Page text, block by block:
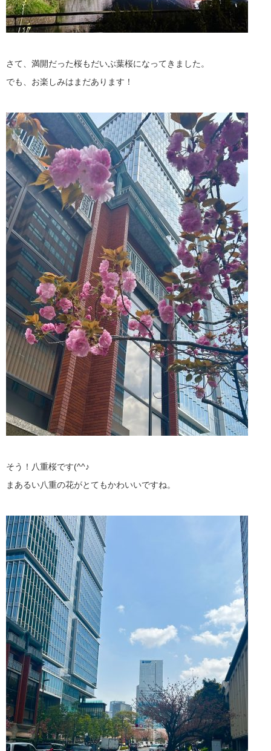
さて、満開だった桜もだいぶ葉桜になってきました。
でも、お楽しみはまだあります！
そう！八重桜です(^^♪
まあるい八重の花がとてもかわいいですね。